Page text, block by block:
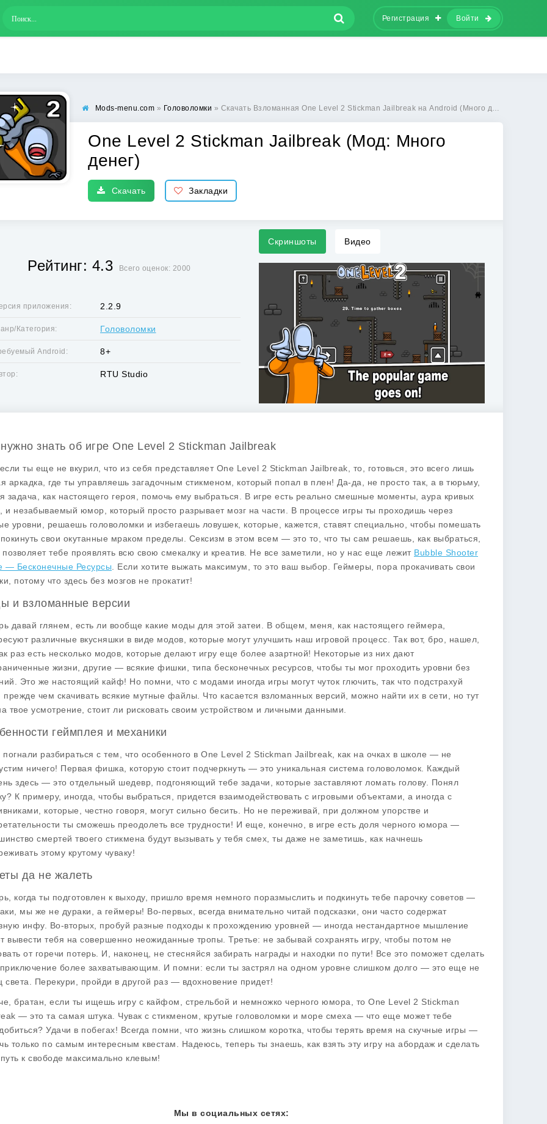
Регистрация Войти
Mods-menu.com » Головоломки » Скачать Взломанная One Level 2 Stickman Jailbreak на Android (Много денег) бесплатно
One Level 2 Stickman Jailbreak (Мод: Много
денег)
Скачать Закладки
Рейтинг: 4.3 Всего оценок: 2000
приложения: 2.2.9
Категория: Головоломки
Android: 8+
RTU Studio
Скриншоты Видео
знать об игре One Level 2 Stickman Jailbreak
ты еще не вкурил, что из себя представляет One Level 2 Stickman Jailbreak, то, готовься, это всего лишь
аркадка, где ты управляешь загадочным стикменом, который попал в плен! Да-да, не просто так, а в тюрьму,
задача, как настоящего героя, помочь ему выбраться. В игре есть реально смешные моменты, аурa кривых
и незабываемый юмор, который просто разрывает мозг на части. В процессе игры ты проходишь через
уровни, решаешь головоломки и избегаешь ловушек, которые, кажется, ставят специально, чтобы помешать
свои окутанные мраком пределы. Сексизм в этом всем — это то, что ты сам решаешь, как выбраться,
позволяет тебе проявлять всю свою смекалку и креатив. Не все заметили, но у нас еще лежит Bubble Shooter
— Бесконечные Ресурсы . Если хотите выжать максимум, то это ваш выбор. Геймеры, пора прокачивать свои
потому что здесь без мозгов не прокатит!
и взломанные версии
давай глянем, есть ли вообще какие моды для этой затеи. В общем, меня, как настоящего геймера,
различные вкусняшки в виде модов, которые могут улучшить наш игровой процесс. Так вот, бро, нашел,
раз есть несколько модов, которые делают игру еще более азартной! Некоторые из них дают
жизни, другие — всякие фишки, типа бесконечных ресурсов, чтобы ты мог проходить уровни без
Это же настоящий кайф! Но помни, что с модами иногда игры могут чуток глючить, так что подстрахуй
прежде чем скачивать всякие мутные файлы. Что касается взломанных версий, можно найти их в сети, но тут
твое усмотрение, стоит ли рисковать своим устройством и личными данными.
геймплея и механики
погнали разбираться с тем, что особенного в One Level 2 Stickman Jailbreak, как на очках в школе — не
ничего! Первая фишка, которую стоит подчеркнуть — это уникальная система головоломок. Каждый
здесь — это отдельный шедевр, подгоняющий тебе задачи, которые заставляют ломать голову. Понял
К примеру, иногда, чтобы выбраться, придется взаимодействовать с игровыми объектами, а иногда с
которые, честно говоря, могут сильно бесить. Но не переживай, при должном упорстве и
ты сможешь преодолеть все трудности! И еще, конечно, в игре есть доля черного юмора —
смертей твоего стикмена будут вызывать у тебя смех, ты даже не заметишь, как начнешь
этому крутому чуваку!
да не жалеть
когда ты подготовлен к выходу, пришло время немного поразмыслить и подкинуть тебе парочку советов —
мы же не дураки, а геймеры! Во-первых, всегда внимательно читай подсказки, они часто содержат
инфу. Во-вторых, пробуй разные подходы к прохождению уровней — иногда нестандартное мышление
вывести тебя на совершенно неожиданные тропы. Третье: не забывай сохранять игру, чтобы потом не
от горечи потерь. И, наконец, не стесняйся забирать награды и находки по пути! Все это поможет сделать
более захватывающим. И помни: если ты застрял на одном уровне слишком долго — это еще не
света. Перекури, пройди в другой раз — вдохновение придет!
братан, если ты ищешь игру с кайфом, стрельбой и немножко черного юмора, то One Level 2 Stickman
— это та самая штука. Чувак с стикменом, крутые головоломки и море смеха — что еще может тебе
Удачи в побегах! Всегда помни, что жизнь слишком коротка, чтобы терять время на скучные игры —
только по самым интересным квестам. Надеюсь, теперь ты знаешь, как взять эту игру на абордаж и сделать
к свободе максимально клевым!
Мы в социальных сетях: